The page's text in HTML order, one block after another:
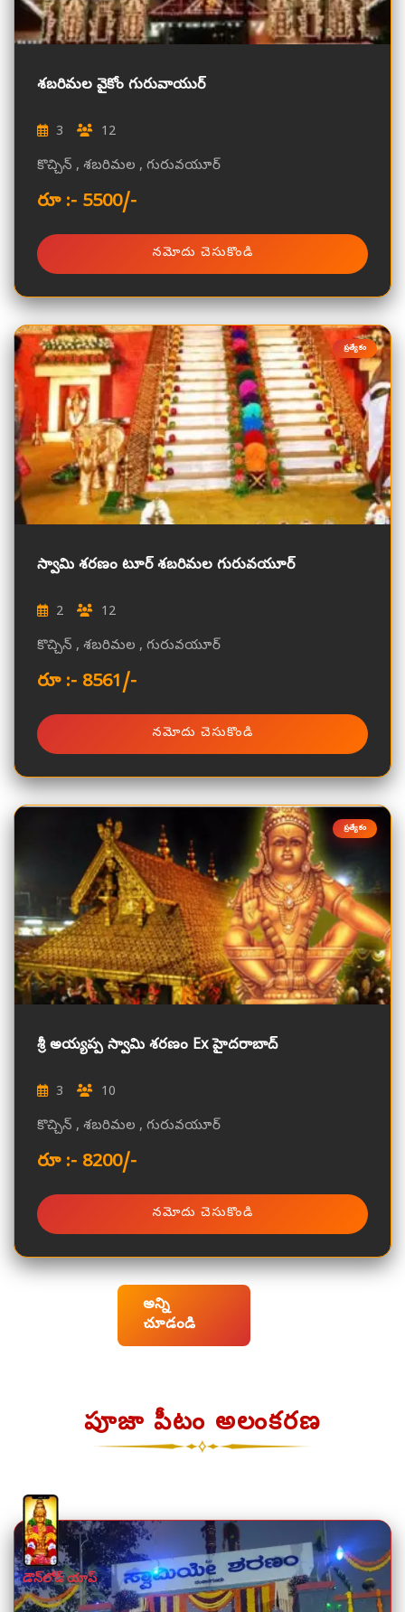
డౌన్‌లోడ్ యాప్
శబరిమల వైకోం గురువాయుర్
3 12
కొచ్చిన్ , శబరిమల , గురువయూర్
రూ :- 5500/-
నమోదు చెసుకొండి
ప్రత్యేకం
స్వామి శరణం టూర్ శబరిమల గురువయూర్
2 12
కొచ్చిన్ , శబరిమల , గురువయూర్
రూ :- 8561/-
నమోదు చెసుకొండి
ప్రత్యేకం
శ్రీ అయ్యప్ప స్వామి శరణం Ex హైదరాబాద్
3 10
కొచ్చిన్ , శబరిమల , గురువయూర్
రూ :- 8200/-
నమోదు చెసుకొండి
అన్ని
చూడండి
పూజా పీటం అలంకరణ